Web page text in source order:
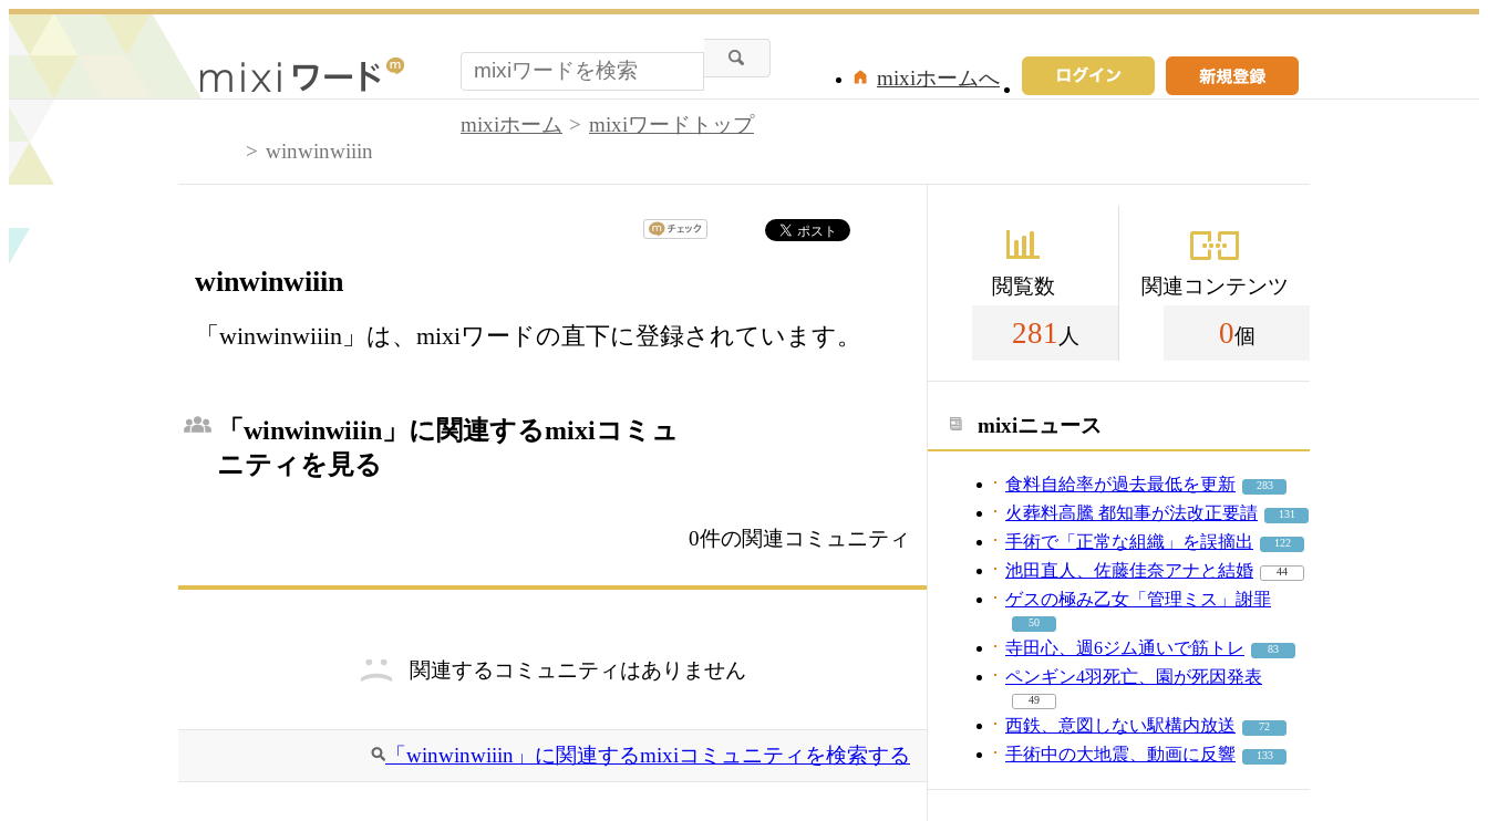
mixiホームへ
mixiホーム
mixiワードトップ
winwinwiiin
winwinwiiin
「winwinwiiin」は、mixiワードの直下に登録されています。
「winwinwiiin」に関連するmixiコミュ
ニティを見る
0件の関連コミュニティ
関連するコミュニティはありません
「winwinwiiin」に関連するmixiコミュニティを検索する
閲覧数
281 人
関連コンテンツ
0個
mixiニュース
食料自給率が過去最低を更新 283
火葬料高騰 都知事が法改正要請 131
手術で「正常な組織」を誤摘出 122
池田直人、佐藤佳奈アナと結婚 44
ゲスの極み乙女「管理ミス」謝罪
50
寺田心、週6ジム通いで筋トレ 83
ペンギン4羽死亡、園が死因発表
49
西鉄、意図しない駅構内放送 72
手術中の大地震、動画に反響 133